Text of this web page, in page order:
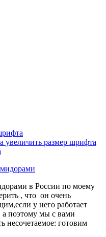
увеличить размер шрифта
в России по моему
, что он очень
у него работает
а поэтому мы с вами
несочетаемое: готовим